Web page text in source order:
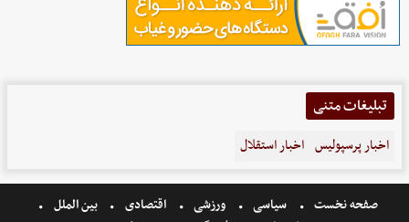
تبلیغات متنی
اخبار پرسپولیس اخبار استقلال
صفحه نخست سیاسی ورزشی اقتصادی
بین الملل